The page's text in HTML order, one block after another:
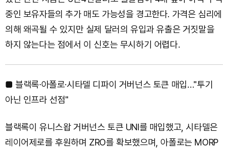
중인 보유자들의 추가 매도 가능성을 경고한다. 가격은 심리에
의해 왜곡될 수 있지만 실제 달러의 유입과 유출은 거짓말을
하지 않는다는 점에서 이 신호는 무시하기 어렵다.
■ 블랙록·아폴로·시타델 디파이 거버넌스 토큰 매입…"투기
아닌 인프라 선점"
블랙록이 유니스왑 거버넌스 토큰 UNI를 매입했고, 시타델은
레이어제로를 후원하며 ZRO를 확보했으며, 아폴로는 MORP